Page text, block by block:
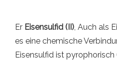
Er Eisensulfid (II), Auch als
es eine chemische
Eisensulfid ist